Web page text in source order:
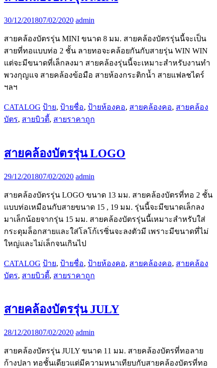
30/12/201807/02/2020 admin
สายคล้องบัตรรุ่น MINI ขนาด 8 มม. สายคล้องบัตรรุ่นนี้จะเป็น
สายที่ทอแบบท่อ 2 ชั้น ลายทอจะคล้อยกันกับสายรุ่น WIN WIN
แต่จะมีขนาดที่เล็กลงมา สายคล้องรุ่นนี้จะเหมาะสำหรับงานทำ
พวงกุญแจ สายคล้องข้อมือ สายห้องกระติกน้ำ สายแฟลชไดร์
ฯลฯ
CATALOG ป้าย, ป้ายชื่อ, ป้ายห้องคอ, สายคล้องคอ, สายคล้อง
บัตร, สายบิวตี้, สายราคาถูก
สายคล้องบัตรรุ่น LOGO
29/12/201807/02/2020 admin
สายคล้องบัตรรุ่น LOGO ขนาด 13 มม. สายคล้องบัตรที่ทอ 2 ชั้น
แบบท่อเหมือนกับสายขนาด 15 , 19 มม. รุ่นนี้จะมีขนาดเล็กลง
มาเล็กน้อยจากรุ่น 15 มม. สายคล้องบัตรรุ่นนี้เหมาะสำหรับใส่
กระดุมล็อกสายและใส่โลโก้เรซิ่นจะลงตัวมี เพราะมีขนาดที่ไม่
ใหญ่และไม่เล็กจนเกินไป
CATALOG ป้าย, ป้ายชื่อ, ป้ายห้องคอ, สายคล้องคอ, สายคล้อง
บัตร, สายบิวตี้, สายราคาถูก
สายคล้องบัตรรุ่น JULY
28/12/201807/02/2020 admin
สายคล้องบัตรรุ่น JULY ขนาด 11 มม. สายคล้องบัตรที่ทอลาย
ก้างปลา ทอชั้นเดียวแต่มีความหนาเทียบกับสายคล้องบัตรที่ทอ